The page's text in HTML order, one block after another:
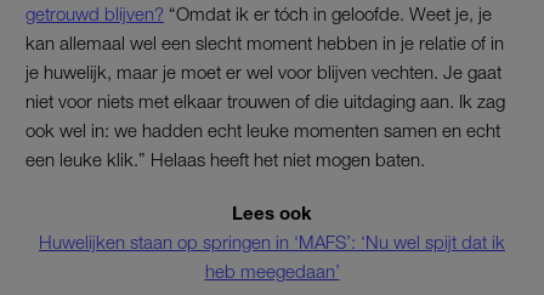
getrouwd blijven? “Omdat ik er tóch in geloofde. Weet je, je
kan allemaal wel een slecht moment hebben in je relatie of in
je huwelijk, maar je moet er wel voor blijven vechten. Je gaat
niet voor niets met elkaar trouwen of die uitdaging aan. Ik zag
ook wel in: we hadden echt leuke momenten samen en echt
een leuke klik.” Helaas heeft het niet mogen baten.
Lees ook
Huwelijken staan op springen in ‘MAFS’: ‘Nu wel spijt dat ik
heb meegedaan’